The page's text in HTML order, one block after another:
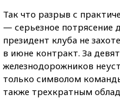
Так что разрыв с
— серьезное потрясение
президент клуба не
в июне контракт. За
железнодорожников
только символом
также трехкратным